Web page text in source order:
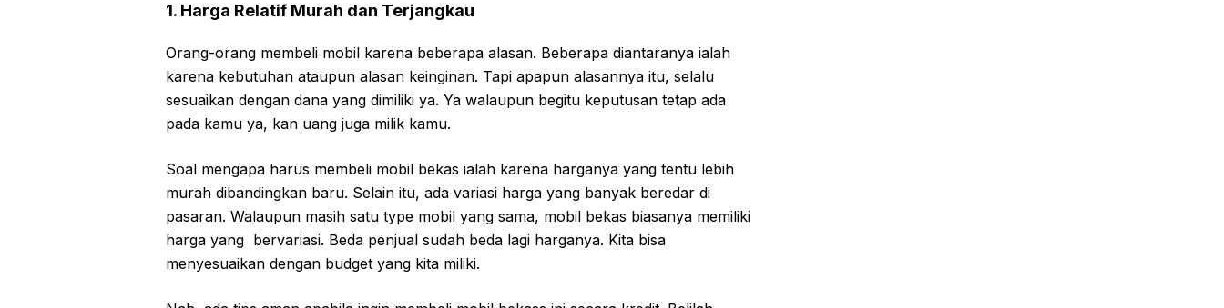
1. Harga Relatif Murah dan Terjangkau
Orang-orang membeli mobil karena beberapa alasan. Beberapa diantaranya ialah
karena kebutuhan ataupun alasan keinginan. Tapi apapun alasannya itu, selalu
sesuaikan dengan dana yang dimiliki ya. Ya walaupun begitu keputusan tetap ada
pada kamu ya, kan uang juga milik kamu.
Soal mengapa harus membeli mobil bekas ialah karena harganya yang tentu lebih
murah dibandingkan baru. Selain itu, ada variasi harga yang banyak beredar di
pasaran. Walaupun masih satu type mobil yang sama, mobil bekas biasanya memiliki
harga yang bervariasi. Beda penjual sudah beda lagi harganya. Kita bisa
menyesuaikan dengan budget yang kita miliki.